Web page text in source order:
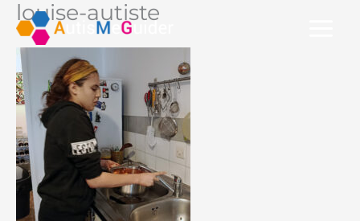
Aller
contenu
louise-autiste